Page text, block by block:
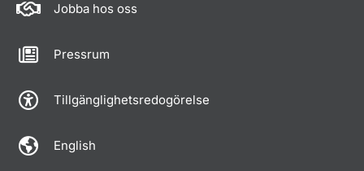
Jobba hos oss
Pressrum
Tillgänglighetsredogörelse
English